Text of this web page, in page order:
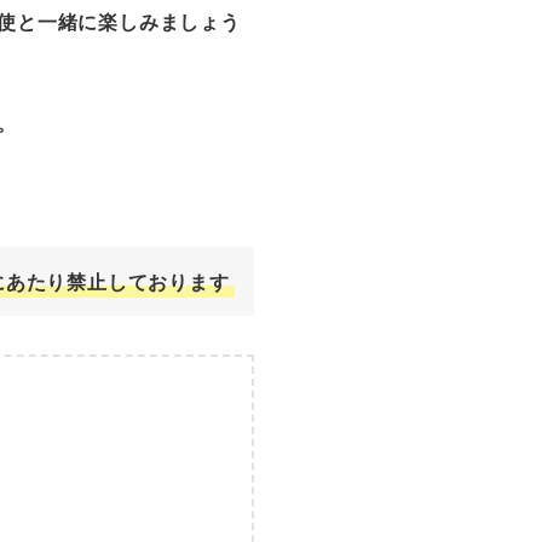
と一緒に楽しみましょう
あたり禁止しております